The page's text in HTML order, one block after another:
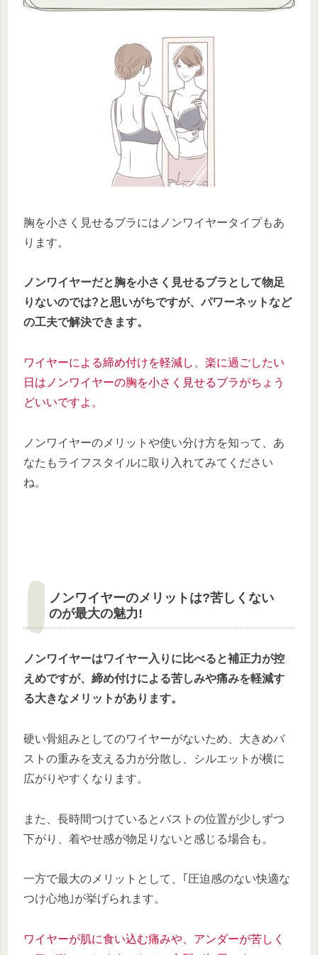
胸を小さく見せるブラにはノンワイヤータイプもあ
ります。
ノンワイヤーだと胸を小さく見せるブラとして物足
りないのでは?と思いがちですが、パワーネットなど
の工夫で解決できます。
ワイヤーによる締め付けを軽減し、楽に過ごしたい
日はノンワイヤーの胸を小さく見せるブラがちょう
どいいですよ。
ノンワイヤーのメリットや使い分け方を知って、あ
なたもライフスタイルに取り入れてみてください
ね。
ノンワイヤーのメリットは?苦しくない
のが最大の魅力!
ノンワイヤーはワイヤー入りに比べると補正力が控
えめですが、締め付けによる苦しみや痛みを軽減す
る大きなメリットがあります。
硬い骨組みとしてのワイヤーがないため、大きめバ
ストの重みを支える力が分散し、シルエットが横に
広がりやすくなります。
また、長時間つけているとバストの位置が少しずつ
下がり、着やせ感が物足りないと感じる場合も。
一方で最大のメリットとして、｢圧迫感のない快適な
つけ心地｣が挙げられます。
ワイヤーが肌に食い込む痛みや、アンダーが苦しく